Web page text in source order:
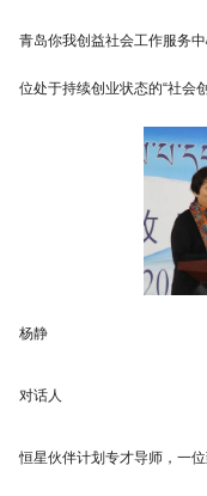
青岛你我创益社会工作服务
位处于持续创业状态的“社会
杨静
对话人
恒星伙伴计划专才导师，一